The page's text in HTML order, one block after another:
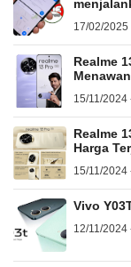
17/02/2025
Realme
15/11/2024
Realme
Harga
15/11/2024
Vivo
12/11/2024